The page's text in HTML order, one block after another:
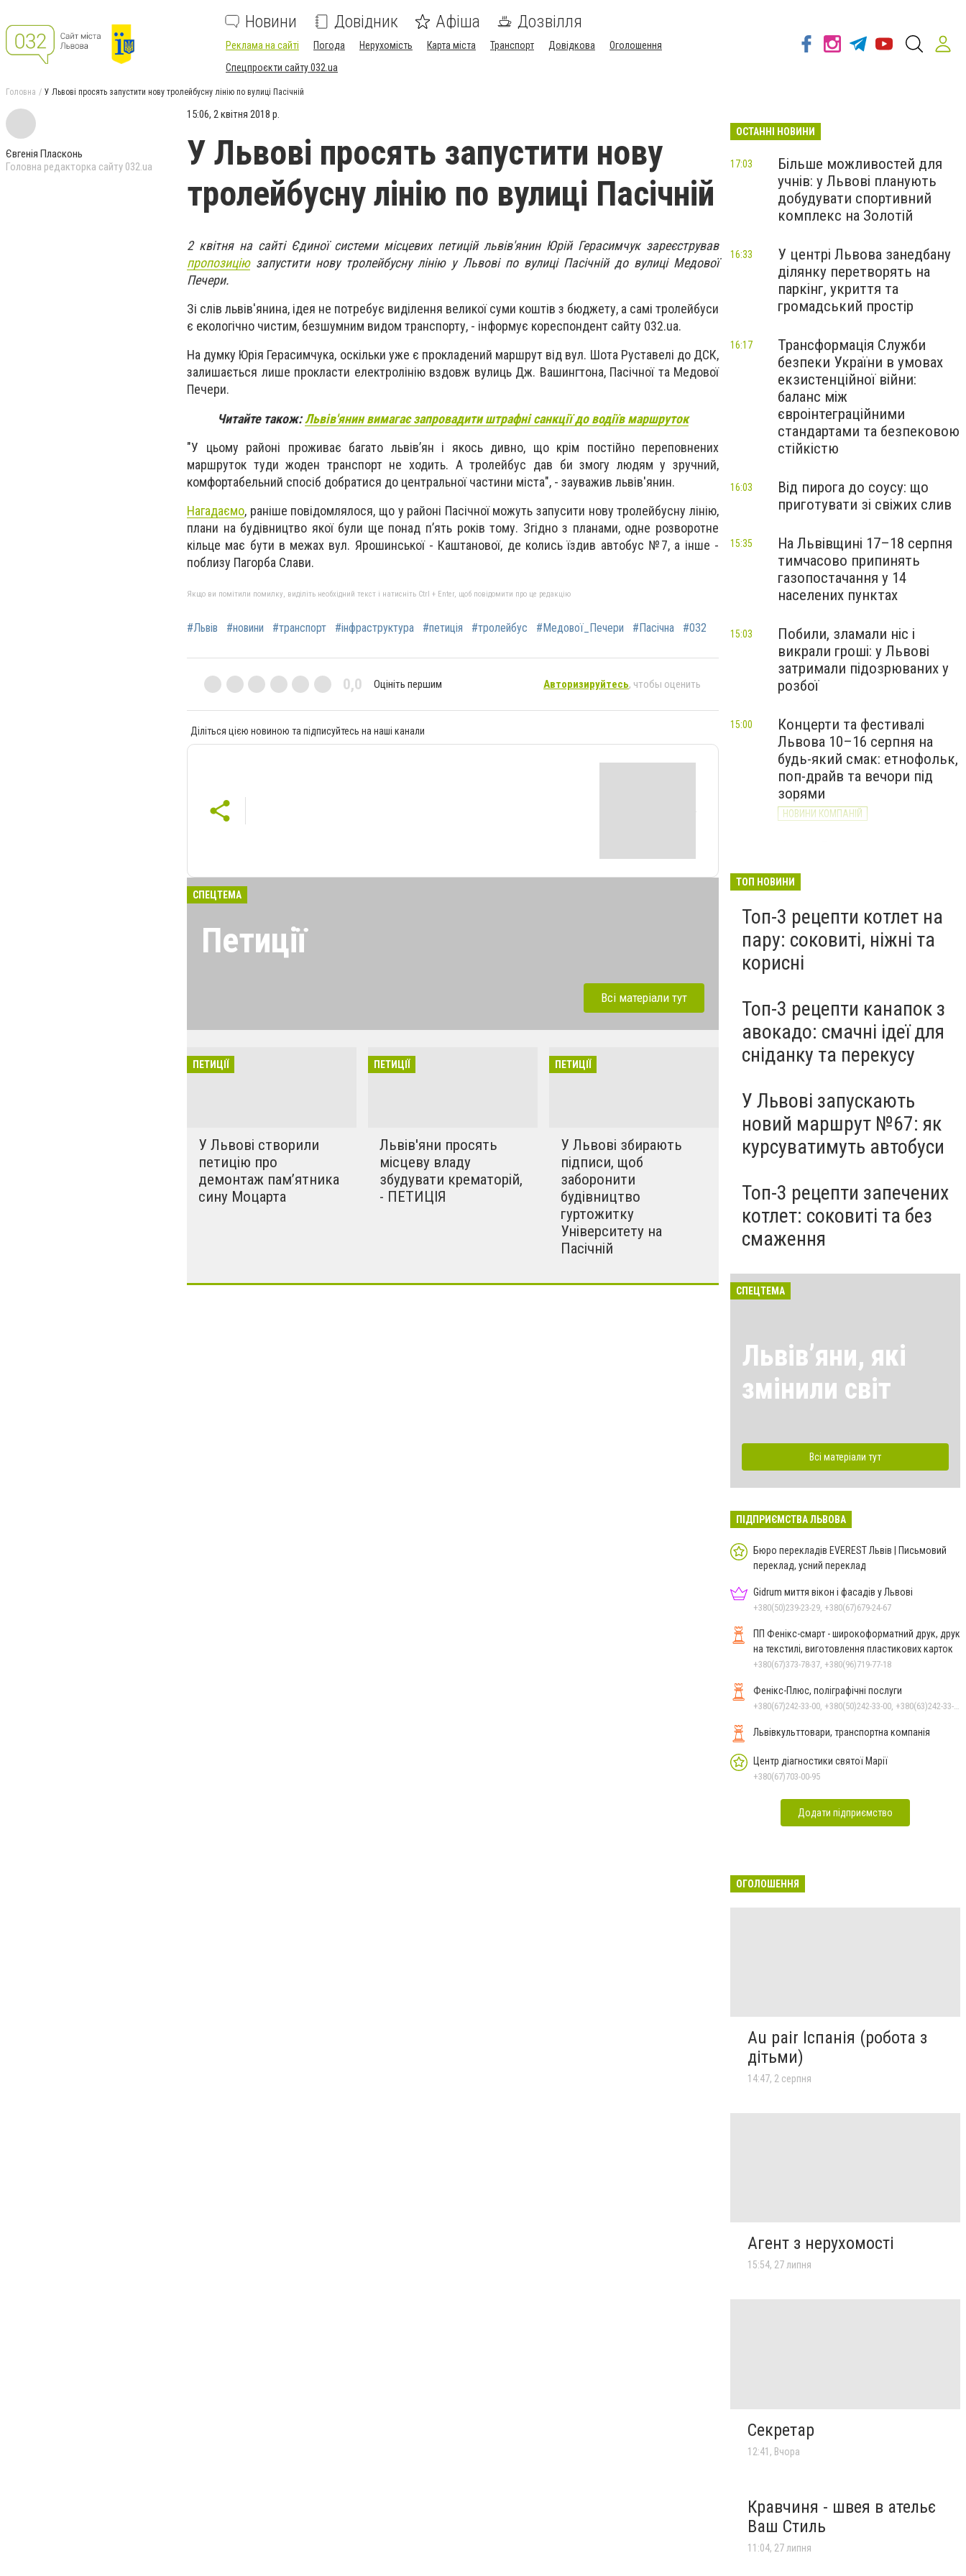
Новини Довідник Афіша Дозвілля
Реклама на сайті Погода Нерухомість Карта міста Транспорт Довідкова
Оголошення
Спецпроєкти сайту 032.ua
Головна У Львові просять запустити нову тролейбусну лінію по вулиці Пасічній
Євгенія Пласконь
Головна редакторка сайту 032.ua
15:06, 2 квітня 2018 р.
У Львові просять запустити нову
тролейбусну лінію по вулиці Пасічній
2 квітня на сайті Єдиної системи місцевих петицій львів'янин Юрій Герасимчук зареєстрував
пропозиціюзапустити нову тролейбусну лінію у Львові по вулиці Пасічній до вулиці Медової
Печери.
Зі слів львів'янина, ідея не потребує виділення великої суми коштів з бюджету, а самі тролейбуси
є екологічно чистим, безшумним видом транспорту, - інформує кореспондент сайту 032.ua.
На думку Юрія Герасимчука, оскільки уже є прокладений маршрут від вул. Шота Руставелі до ДСК,
залишається лише прокласти електролінію вздовж вулиць Дж. Вашингтона, Пасічної та Медової
Печери.
Читайте також:Львів'янин вимагає запровадити штрафні санкції до водіїв маршруток
"У цьому районі проживає багато львів’ян і якось дивно, що крім постійно переповнених
маршруток туди жоден транспорт не ходить. А тролейбус дав би змогу людям у зручний,
комфортабельний спосіб добратися до центральної частини міста", - зауважив львів'янин.
Нагадаємо, раніше повідомлялося, що у районі Пасічної можуть запусити нову тролейбусну лінію,
плани на будівництво якої були ще понад п’ять років тому. Згідно з планами, одне розворотне
кільце має бути в межах вул. Ярошинської - Каштанової, де колись їздив автобус №7, а інше -
поблизу Пагорба Слави.
Якщо ви помітили помилку, виділіть необхідний текст і натисніть Ctrl + Enter, щоб повідомити про це редакцію
#Львів #новини #транспорт #інфраструктура #петиція #тролейбус #Медової_Печери #Пасічна #032
0,0 Оцініть першим Авторизируйтесь, чтобы оценить
Діліться цією новиною та підписуйтесь на наші канали
СПЕЦТЕМА
Петиції
Всі матеріали тут
ПЕТИЦІЇ
У Львові створили
петицію про
демонтаж пам’ятника
сину Моцарта
ПЕТИЦІЇ
Львів'яни просять
місцеву владу
збудувати крематорій,
- ПЕТИЦІЯ
ПЕТИЦІЇ
У Львові збирають
підписи, щоб
заборонити
будівництво
гуртожитку
Університету на
Пасічній
ОСТАННІ НОВИНИ
Більше можливостей для
учнів: у Львові планують
добудувати спортивний
комплекс на Золотій
17:03
У центрі Львова занедбану
ділянку перетворять на
паркінг, укриття та
громадський простір
16:33
Трансформація Служби
безпеки України в умовах
екзистенційної війни:
баланс між
євроінтеграційними
стандартами та безпековою
стійкістю
16:17
Від пирога до соусу: що
приготувати зі свіжих слив
16:03
На Львівщині 17–18 серпня
тимчасово припинять
газопостачання у 14
населених пунктах
15:35
Побили, зламали ніс і
викрали гроші: у Львові
затримали підозрюваних у
розбої
15:03
Концерти та фестивалі
Львова 10–16 серпня на
будь-який смак: етнофольк,
поп-драйв та вечори під
зорями
НОВИНИ КОМПАНІЙ
15:00
Львівщини запускають
ТОП НОВИНИ
Топ-3 рецепти котлет на
пару: соковиті, ніжні та
корисні
Топ-3 рецепти канапок з
авокадо: смачні ідеї для
сніданку та перекусу
У Львові запускають
новий маршрут №67: як
курсуватимуть автобуси
Топ-3 рецепти запечених
котлет: соковиті та без
смаження
СПЕЦТЕМА
Львівʼяни, які
змінили світ
Всі матеріали тут
ПІДПРИЄМСТВА ЛЬВОВА
Бюро перекладів EVEREST Львів | Письмовий
переклад, усний переклад
Gidrum миття вікон і фасадів у Львові
+380(50)239-23-29, +380(67)679-24-67
ПП Фенікс-смарт - широкоформатний друк, друк
на текстилі, виготовлення пластикових карток
+380(67)373-78-37, +380(96)719-77-18
Фенікс-Плюс, поліграфічні послуги
Львівкульттовари, транспортна компанія
Центр діагностики святої Марії
+380(67)703-00-95
Додати підприємство
ОГОЛОШЕННЯ
Au pair Іспанія (робота з
дітьми)
14:47, 2 серпня
Агент з нерухомості
15:54, 27 липня
Секретар
12:41, Вчора
Кравчиня - швея в ательє
Ваш Стиль
11:04, 27 липня